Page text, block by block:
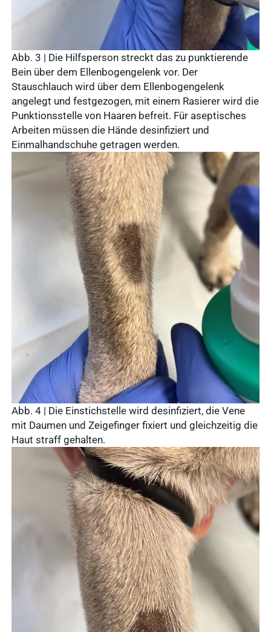
Abb. 3 | Die Hilfsperson streckt das zu punktierende
Bein über dem Ellenbogengelenk vor. Der
Stauschlauch wird über dem Ellenbogengelenk
angelegt und festgezogen, mit einem Rasierer wird die
Punktionsstelle von Haaren befreit. Für aseptisches
Arbeiten müssen die Hände desinfiziert und
Einmalhandschuhe getragen werden.
Abb. 4 | Die Einstichstelle wird desinfiziert, die Vene
mit Daumen und Zeigefinger fixiert und gleichzeitig die
Haut straff gehalten.